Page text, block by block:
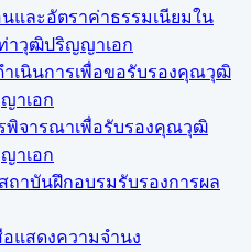
และอัตราค่าธรรมเนียมใน
ท่าวุฒิปริญญาเอก
ำเนินการเพื่อขอรับรองคุณวุฒิ
าเอก
พิจารณาเพื่อรับรองคุณวุฒิ
าเอก
ถาบันฝึกอบรมรับรองการผล
แสดงความจำนง